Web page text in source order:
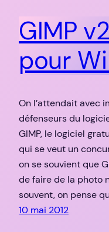
GIMP
pour
On l’attendait avec
défenseurs du
GIMP, le logiciel
qui se veut un
on se souvient que
de faire de la photo
souvent, on pense
10 mai 2012